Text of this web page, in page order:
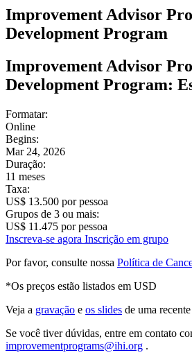
Improvement Advisor
Development Program
Improvement Advisor
Development Program:
Formatar:
Online
Begins:
Mar 24, 2026
Duração:
11 meses
Taxa:
US$ 13.500 por pessoa
Grupos de 3 ou mais:
US$ 11.475 por pessoa
Inscreva-se agora Inscrição em grupo
Por favor, consulte nossa Política de
*Os preços estão listados em USD
Veja a gravação e os slides de uma
Se você tiver dúvidas, entre em contato
improvementprograms@ihi.org .